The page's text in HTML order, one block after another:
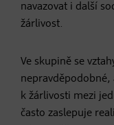
navazovat i další
žárlivost.
Ve skupině se
nepravděpodobné,
k žárlivosti mezi
často zaslepuje